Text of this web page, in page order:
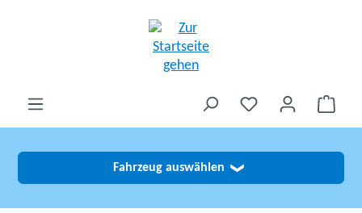
Fahrzeug auswählen ❯